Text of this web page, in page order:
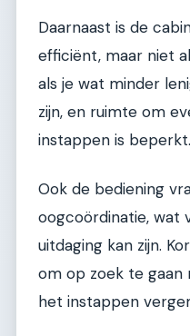
Daarnaast is de
efficiënt, maar niet
als je wat minder
zijn, en ruimte om
instappen is beperkt.
Ook de bediening
oogcoördinatie, wat
uitdaging kan zijn.
om op zoek te gaan
het instappen